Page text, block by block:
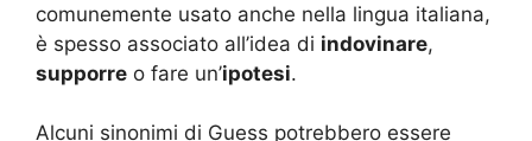
comunemente usato anche nella lingua italiana,
è spesso associato all’idea di indovinare,
supporre o fare un’ipotesi.
Alcuni sinonimi di Guess potrebbero essere